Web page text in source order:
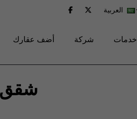
أضف عقارك شركة خدمات
شقق